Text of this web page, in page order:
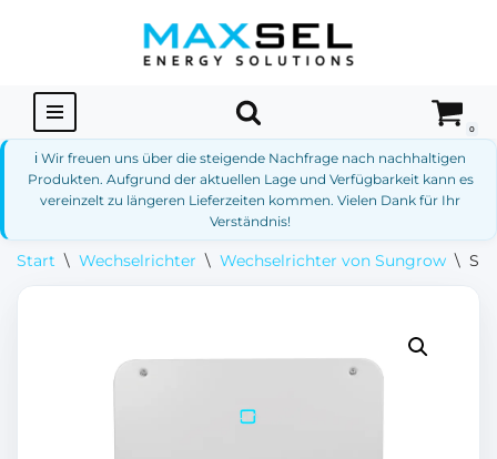
springen
0
ℹ️ Wir freuen uns über die steigende Nachfrage nach nachhaltigen
Produkten. Aufgrund der aktuellen Lage und Verfügbarkeit kann es
vereinzelt zu längeren Lieferzeiten kommen. Vielen Dank für Ihr
Verständnis!
Start \ Wechselrichter \ Wechselrichter von Sungrow \